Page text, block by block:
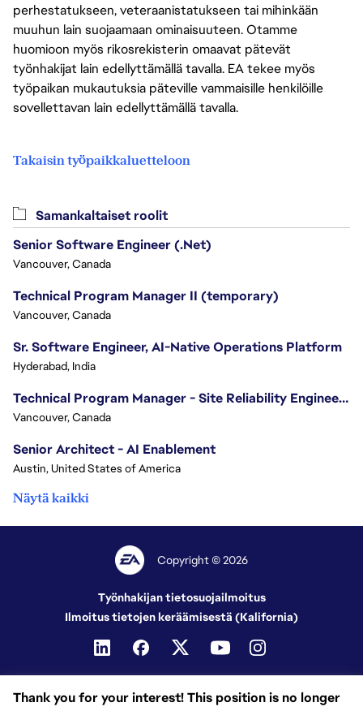
perhestatukseen, veteraanistatukseen tai mihinkään
muuhun lain suojaamaan ominaisuuteen. Otamme
huomioon myös rikosrekisterin omaavat pätevät
työnhakijat lain edellyttämällä tavalla. EA tekee myös
työpaikan mukautuksia päteville vammaisille henkilöille
sovellettavan lain edellyttämällä tavalla.
Takaisin työpaikkaluetteloon
Thank you for your interest! This position is no longer
Samankaltaiset roolit
Senior Software Engineer (.Net)
Vancouver, Canada
Technical Program Manager II (temporary)
Vancouver, Canada
Sr. Software Engineer, AI-Native Operations Platform
Hyderabad, India
Technical Program Manager - Site Reliability Engineering (SRE)
Vancouver, Canada
Senior Architect - AI Enablement
Austin, United States of America
Näytä kaikki
Copyright © 2026
Työnhakijan tietosuojailmoitus
Ilmoitus tietojen keräämisestä (Kalifornia)